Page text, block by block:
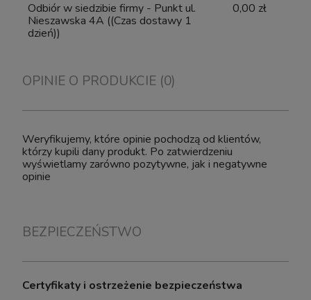
Odbiór w siedzibie firmy - Punkt ul.
Nieszawska 4A ((Czas dostawy 1
dzień))
0,00 zł
OPINIE O PRODUKCIE (0)
Weryfikujemy, które opinie pochodzą od klientów,
którzy kupili dany produkt. Po zatwierdzeniu
wyświetlamy zarówno pozytywne, jak i negatywne
opinie
BEZPIECZEŃSTWO
Certyfikaty i ostrzeżenie bezpieczeństwa